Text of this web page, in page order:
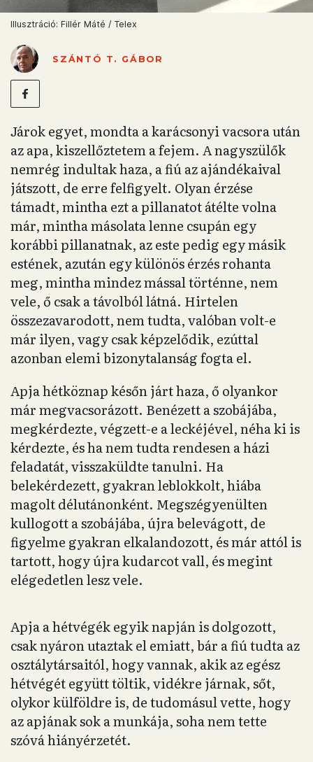
Illusztráció: Fillér Máté / Telex
SZÁNTÓ T. GÁBOR
Járok egyet, mondta a karácsonyi vacsora után
az apa, kiszellőztetem a fejem. A nagyszülők
nemrég indultak haza, a fiú az ajándékaival
játszott, de erre felfigyelt. Olyan érzése
támadt, mintha ezt a pillanatot átélte volna
már, mintha másolata lenne csupán egy
korábbi pillanatnak, az este pedig egy másik
estének, azután egy különös érzés rohanta
meg, mintha mindez mással történne, nem
vele, ő csak a távolból látná. Hirtelen
összezavarodott, nem tudta, valóban volt-e
már ilyen, vagy csak képzelődik, ezúttal
azonban elemi bizonytalanság fogta el.
Apja hétköznap későn járt haza, ő olyankor
már megvacsorázott. Benézett a szobájába,
megkérdezte, végzett-e a leckéjével, néha ki is
kérdezte, és ha nem tudta rendesen a házi
feladatát, visszaküldte tanulni. Ha
belekérdezett, gyakran leblokkolt, hiába
magolt délutánonként. Megszégyenülten
kullogott a szobájába, újra belevágott, de
figyelme gyakran elkalandozott, és már attól is
tartott, hogy újra kudarcot vall, és megint
elégedetlen lesz vele.
Apja a hétvégék egyik napján is dolgozott,
csak nyáron utaztak el emiatt, bár a fiú tudta az
osztálytársaitól, hogy vannak, akik az egész
hétvégét együtt töltik, vidékre járnak, sőt,
olykor külföldre is, de tudomásul vette, hogy
az apjának sok a munkája, soha nem tette
szóvá hiányérzetét.